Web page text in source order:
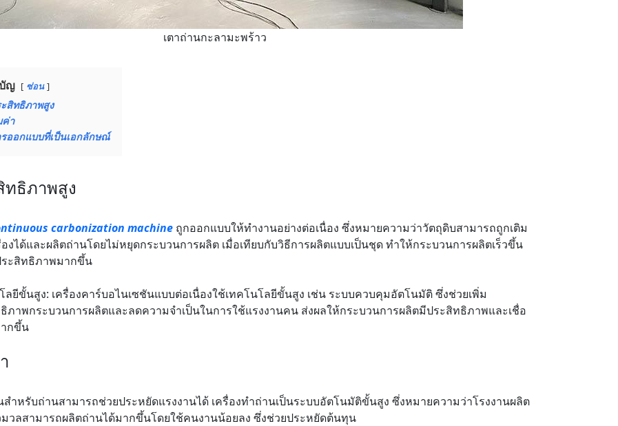
เตาถ่านกะลามะพร้าว
ญ ซ่อน
สิทธิภาพสูง
า
ออกแบบที่เป็นเอกลักษณ์
ทธิภาพสูง
carbonization machine ถูกออกแบบให้ทำงานอย่างต่อเนื่อง ซึ่งหมายความว่าวัตถุดิบสามารถถูกเติม
องได้และผลิตถ่านโดยไม่หยุดกระบวนการผลิต เมื่อเทียบกับวิธีการผลิตแบบเป็นชุด ทำให้กระบวนการผลิตเร็วขึ้น
ะสิทธิภาพมากขึ้น
ลยีขั้นสูง: เครื่องคาร์บอไนเซชันแบบต่อเนื่องใช้เทคโนโลยีขั้นสูง เช่น ระบบควบคุมอัตโนมัติ ซึ่งช่วยเพิ่ม
ภาพกระบวนการผลิตและลดความจำเป็นในการใช้แรงงานคน ส่งผลให้กระบวนการผลิตมีประสิทธิภาพและเชื่อ
กขึ้น
สำหรับถ่านสามารถช่วยประหยัดแรงงานได้ เครื่องทำถ่านเป็นระบบอัตโนมัติขั้นสูง ซึ่งหมายความว่าโรงงานผลิต
วลสามารถผลิตถ่านได้มากขึ้นโดยใช้คนงานน้อยลง ซึ่งช่วยประหยัดต้นทุน